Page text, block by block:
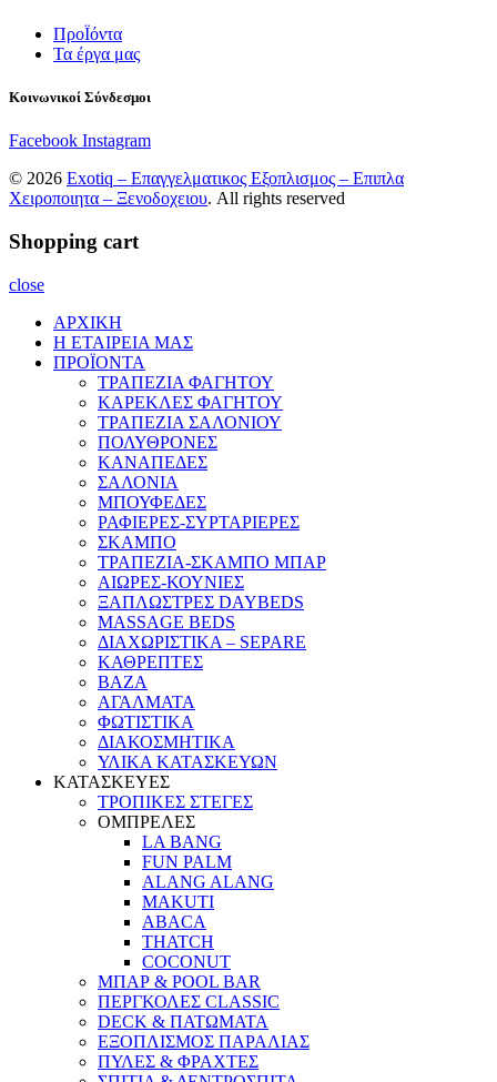
ΠροΪόντα
Τα έργα μας
Κοινωνικοί Σύνδεσμοι
Facebook Instagram
© 2026 Exotiq – Επαγγελματικος Εξοπλισμος – Επιπλα
Χειροποιητα – Ξενοδοχειου. All rights reserved
Shopping cart
close
ΑΡΧΙΚΗ
Η ΕΤΑΙΡΕΙΑ ΜΑΣ
ΠΡΟΪΟΝΤΑ
ΤΡΑΠΕΖΙΑ ΦΑΓΗΤΟΥ
ΚΑΡΕΚΛΕΣ ΦΑΓΗΤΟΥ
ΤΡΑΠΕΖΙΑ ΣΑΛΟΝΙΟΥ
ΠΟΛΥΘΡΟΝΕΣ
ΚΑΝΑΠΕΔΕΣ
ΣΑΛΟΝΙΑ
ΜΠΟΥΦΕΔΕΣ
ΡΑΦΙΕΡΕΣ-ΣΥΡΤΑΡΙΕΡΕΣ
ΣΚΑΜΠΟ
ΤΡΑΠΕΖΙΑ-ΣΚΑΜΠΟ ΜΠΑΡ
ΑΙΩΡΕΣ-ΚΟΥΝΙΕΣ
ΞΑΠΛΩΣΤΡΕΣ DAYBEDS
MASSAGE BEDS
ΔΙΑΧΩΡΙΣΤΙΚΑ – SEPARE
ΚΑΘΡΕΠΤΕΣ
ΒΑΖΑ
ΑΓΑΛΜΑΤΑ
ΦΩΤΙΣΤΙΚΑ
ΔΙΑΚΟΣΜΗΤΙΚΑ
ΥΛΙΚΑ ΚΑΤΑΣΚΕΥΩΝ
ΚΑΤΑΣΚΕΥΕΣ
ΤΡΟΠΙΚΕΣ ΣΤΕΓΕΣ
ΟΜΠΡΕΛΕΣ
LA BANG
FUN PALM
ALANG ALANG
MAKUTI
ABACA
THATCH
COCONUT
ΜΠΑΡ & POOL BAR
ΠΕΡΓΚΟΛΕΣ CLASSIC
DECK & ΠΑΤΩΜΑΤΑ
ΕΞΟΠΛΙΣΜΟΣ ΠΑΡΑΛΙΑΣ
ΠΥΛΕΣ & ΦΡΑΧΤΕΣ